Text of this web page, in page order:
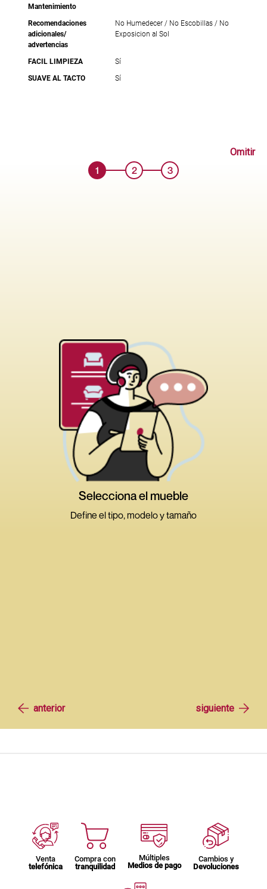
Mantenimiento
Recomendaciones
adicionales/
advertencias
No Humedecer / No Escobillas / No
Exposicion al Sol
FACIL LIMPIEZA
Sí
SUAVE AL TACTO
Sí
Venta
telefónica
Compra con
tranquilidad
Múltiples
Medios de pago
Cambios y
Devoluciones